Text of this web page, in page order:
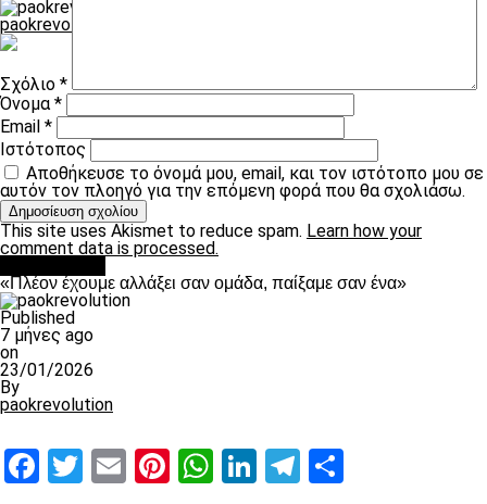
paokrevolution
Σχόλιο *
Όνομα*
Email *
Ιστότοπος
Αποθήκευσε το όνομά μου, email, και τον ιστότοπο μου σε
αυτόν τον πλοηγό για την επόμενη φορά που θα σχολιάσω.
This site uses Akismet to reduce spam. Learn how your
comment data is processed.
«Πλέον έχουμε αλλάξει σαν ομάδα, παίξαμε σαν ένα»
Published
7 μήνες ago
on
23/01/2026
By
paokrevolution
Facebook
Twitter
EmailPinterest
WhatsApp
LinkedIn
Telegram